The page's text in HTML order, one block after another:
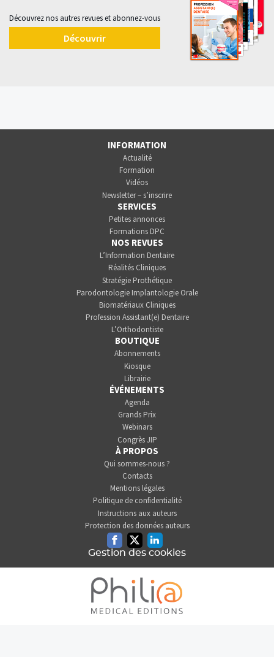
Découvrez nos autres revues et abonnez-vous
Découvrir
INFORMATION
Actualité
Formation
Vidéos
Newsletter – s’inscrire
SERVICES
Petites annonces
Formations DPC
NOS REVUES
L’Information Dentaire
Réalités Cliniques
Stratégie Prothétique
Parodontologie Implantologie Orale
Biomatériaux Cliniques
Profession Assistant(e) Dentaire
L’Orthodontiste
BOUTIQUE
Abonnements
Kiosque
Librairie
ÉVÉNEMENTS
Agenda
Grands Prix
Webinars
Congrès JIP
À PROPOS
Qui sommes-nous ?
Contacts
Mentions légales
Politique de confidentialité
Instructions aux auteurs
Protection des données auteurs
FacebookTwitterLinkedin
Gestion des cookies